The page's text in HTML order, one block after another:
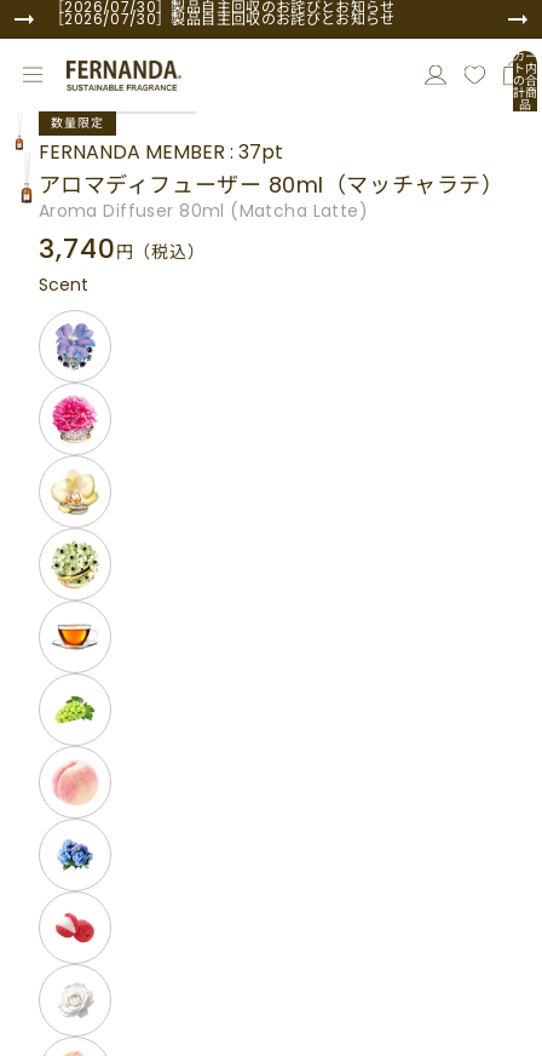
［2026/07/30］製品自主回収のお詫びとお知らせ
［2026/07/30］製品自主回収のお詫びとお知らせ
カー
ト内
の合
計商
品
数:
商品情報にスキップ
アロマディフューザー 80ml（マッチャラテ）
Aroma Diffuser 80ml (Matcha Latte)
数量限定
3,740円 （税込）
FERNANDA MEMBER : 37pt
Scent